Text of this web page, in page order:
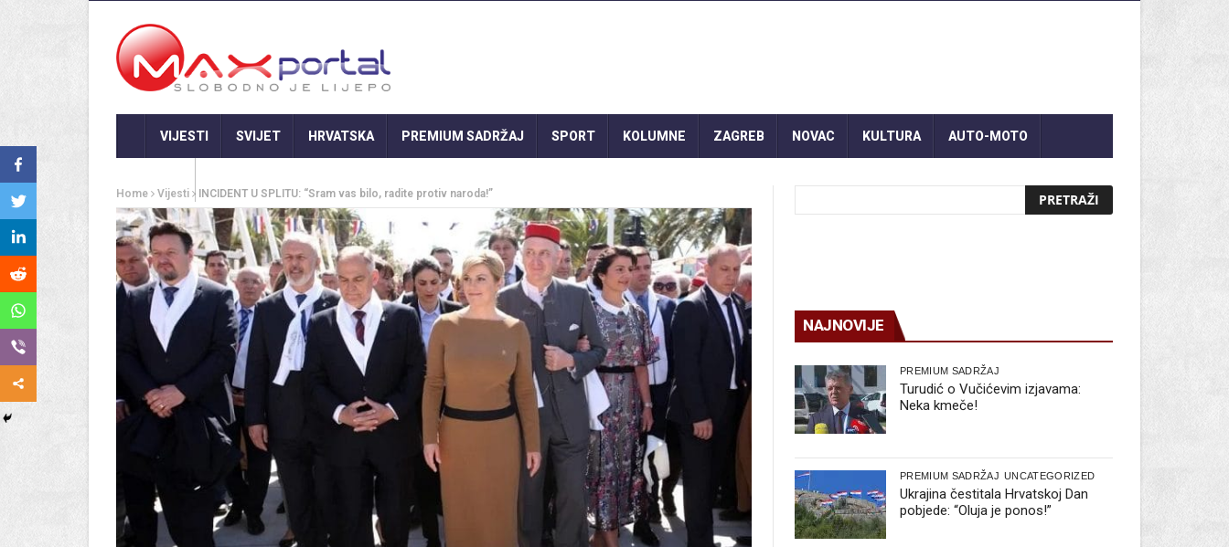
VIJESTI SVIJET HRVATSKA PREMIUM SADRŽAJ SPORT KOLUMNE ZAGREB NOVAC KULTURA AUTO-MOTO
Home Vijesti INCIDENT U SPLITU: “Sram vas bilo, radite protiv naroda!”
NAJNOVIJE
PREMIUM SADRŽAJ
Turudić o Vučićevim izjavama:
Neka kmeče!
PREMIUM SADRŽAJ UNCATEGORIZED
Ukrajina čestitala Hrvatskoj Dan
pobjede: “Oluja je ponos!”